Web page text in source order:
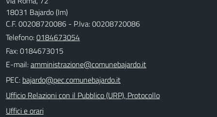
18031 Bajardo (Im)
C.F. 00208720086 - P.Iva: 00208720086
Telefono:0184673054
Fax: 0184673015
E-mail:
PEC:
Ufficio Relazioni con il Pubblico (URP), Protocollo
Uffici e orari